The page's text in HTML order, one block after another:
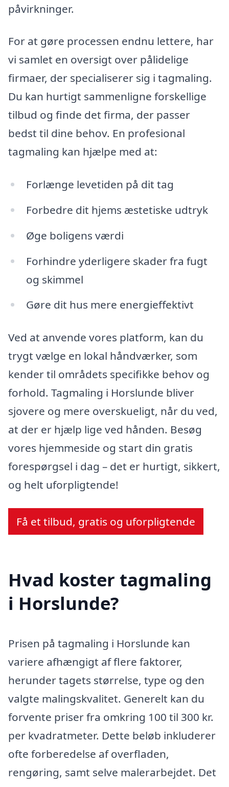
påvirkninger.
For at gøre processen endnu lettere, har
vi samlet en oversigt over pålidelige
firmaer, der specialiserer sig i tagmaling.
Du kan hurtigt sammenligne forskellige
tilbud og finde det firma, der passer
bedst til dine behov. En profesional
tagmaling kan hjælpe med at:
Forlænge levetiden på dit tag
Forbedre dit hjems æstetiske udtryk
Øge boligens værdi
Forhindre yderligere skader fra fugt
og skimmel
Gøre dit hus mere energieffektivt
Ved at anvende vores platform, kan du
trygt vælge en lokal håndværker, som
kender til områdets specifikke behov og
forhold. Tagmaling i Horslunde bliver
sjovere og mere overskueligt, når du ved,
at der er hjælp lige ved hånden. Besøg
vores hjemmeside og start din gratis
forespørgsel i dag – det er hurtigt, sikkert,
og helt uforpligtende!
Få et tilbud, gratis og uforpligtende
Hvad koster tagmaling
i Horslunde?
Prisen på tagmaling i Horslunde kan
variere afhængigt af flere faktorer,
herunder tagets størrelse, type og den
valgte malingskvalitet. Generelt kan du
forvente priser fra omkring 100 til 300 kr.
per kvadratmeter. Dette beløb inkluderer
ofte forberedelse af overfladen,
rengøring, samt selve malerarbejdet. Det